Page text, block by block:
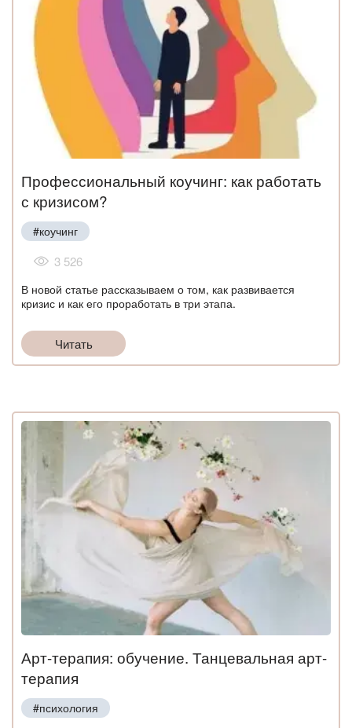
Профессиональный коучинг: как работать
с кризисом?
#коучинг
3 526
В новой статье рассказываем о том, как развивается
кризис и как его проработать в три этапа.
Читать
Арт-терапия: обучение. Танцевальная арт-
терапия
#психология